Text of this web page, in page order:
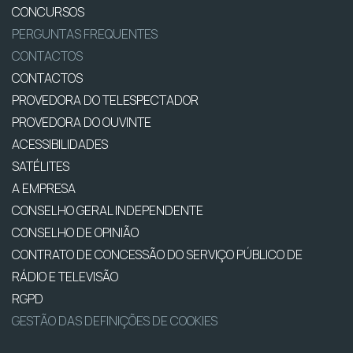
CONCURSOS
PERGUNTAS FREQUENTES
CONTACTOS
CONTACTOS
PROVEDORA DO TELESPECTADOR
PROVEDORA DO OUVINTE
ACESSIBILIDADES
SATÉLITES
A EMPRESA
CONSELHO GERAL INDEPENDENTE
CONSELHO DE OPINIÃO
CONTRATO DE CONCESSÃO DO SERVIÇO PÚBLICO DE
RÁDIO E TELEVISÃO
RGPD
GESTÃO DAS DEFINIÇÕES DE COOKIES